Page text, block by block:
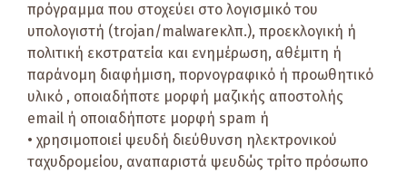
πρόγραμμα που στοχεύει στο λογισμικό του
υπολογιστή (trojan/malwareκλπ.), προεκλογική ή
πολιτική εκστρατεία και ενημέρωση, αθέμιτη ή
παράνομη διαφήμιση, πορνογραφικό ή προωθητικό
υλικό , οποιαδήποτε μορφή μαζικής αποστολής
email ή οποιαδήποτε μορφή spam ή
• χρησιμοποιεί ψευδή διεύθυνση ηλεκτρονικού
ταχυδρομείου, αναπαριστά ψευδώς τρίτο πρόσωπο